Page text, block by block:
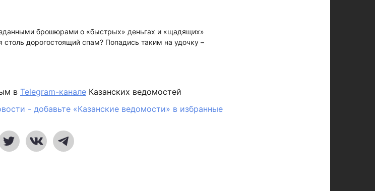
брошюрами о «быстрых» деньгах и «щадящих»
дорогостоящий спам? Попадись таким на удочку –
в Telegram-канале Казанских ведомостей
- добавьте «Казанские ведомости» в избранные